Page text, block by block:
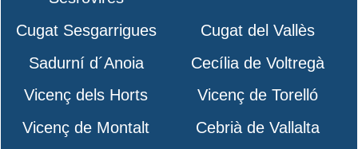
Cugat Sesgarrigues
Cugat del Vallès
Sadurní d´Anoia
Cecília de Voltregà
Vicenç dels Horts
Vicenç de Torelló
Vicenç de Montalt
Cebrià de Vallalta